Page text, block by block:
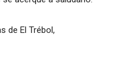
de El Trébol,